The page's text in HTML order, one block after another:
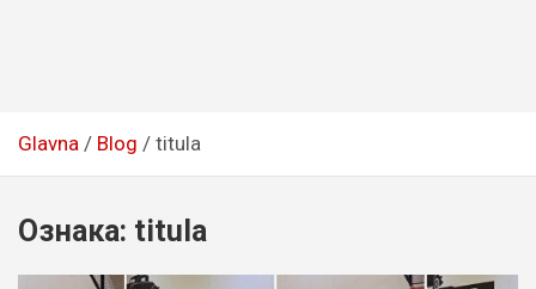
Glavna Blog titula
Ознака: titula